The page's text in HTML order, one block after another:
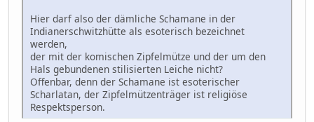
Hier darf also der dämliche Schamane in der
Indianerschwitzhütte als esoterisch bezeichnet
werden,
der mit der komischen Zipfelmütze und der um den
Hals gebundenen stilisierten Leiche nicht?
Offenbar, denn der Schamane ist esoterischer
Scharlatan, der Zipfelmützenträger ist religiöse
Respektsperson.